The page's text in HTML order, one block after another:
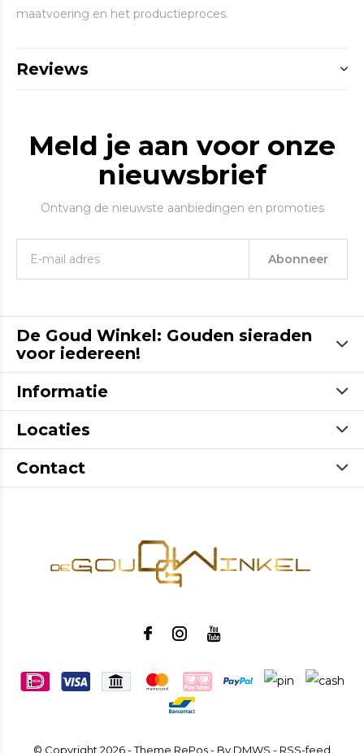
maatvoering en het productieproces.
Reviews
Meld je aan voor onze
nieuwsbrief
Ontvang de nieuwste aanbiedingen en promoties
Abonneer
De Goud Winkel: Gouden sieraden
voor iedereen!
Informatie
Locaties
Contact
© Copyright 2026- Theme RePos - By DMWS - RSS-feed